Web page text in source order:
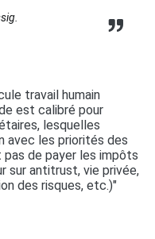
travail humain
est calibré pour
lesquelles
avec les priorités des
pas de payer les impôts
sur antitrust, vie privée,
des risques, etc.)"